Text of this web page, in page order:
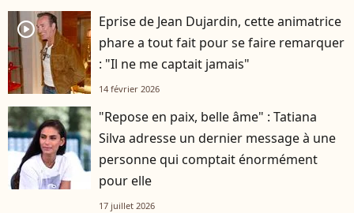
player2
Eprise de Jean Dujardin, cette animatrice
phare a tout fait pour se faire remarquer
: "Il ne me captait jamais"
14 février 2026
"Repose en paix, belle âme" : Tatiana
Silva adresse un dernier message à une
personne qui comptait énormément
pour elle
17 juillet 2026